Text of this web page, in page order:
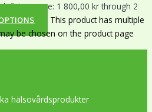
krPrice range: 1 800,00 kr through 2
This product has multiple
be chosen on the product page
hälsovårdsprodukter